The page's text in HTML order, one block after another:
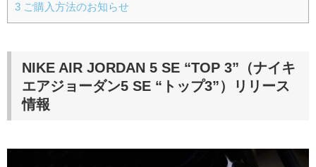
3 ご購入方法のお知らせ
NIKE AIR JORDAN 5 SE “TOP 3” （ナイキ
エアジョーダン5 SE “トップ3”）
リリース
情報